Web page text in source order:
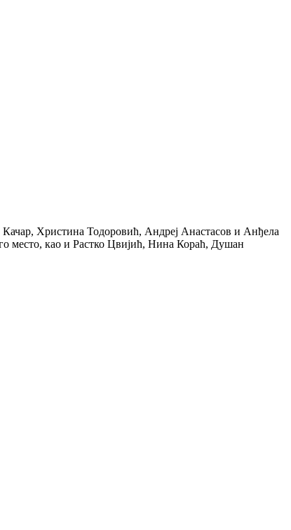
Христина Тодоровић, Андреј Анастасов и Анђела
место, као и Растко Цвијић, Нина Кораћ, Душан